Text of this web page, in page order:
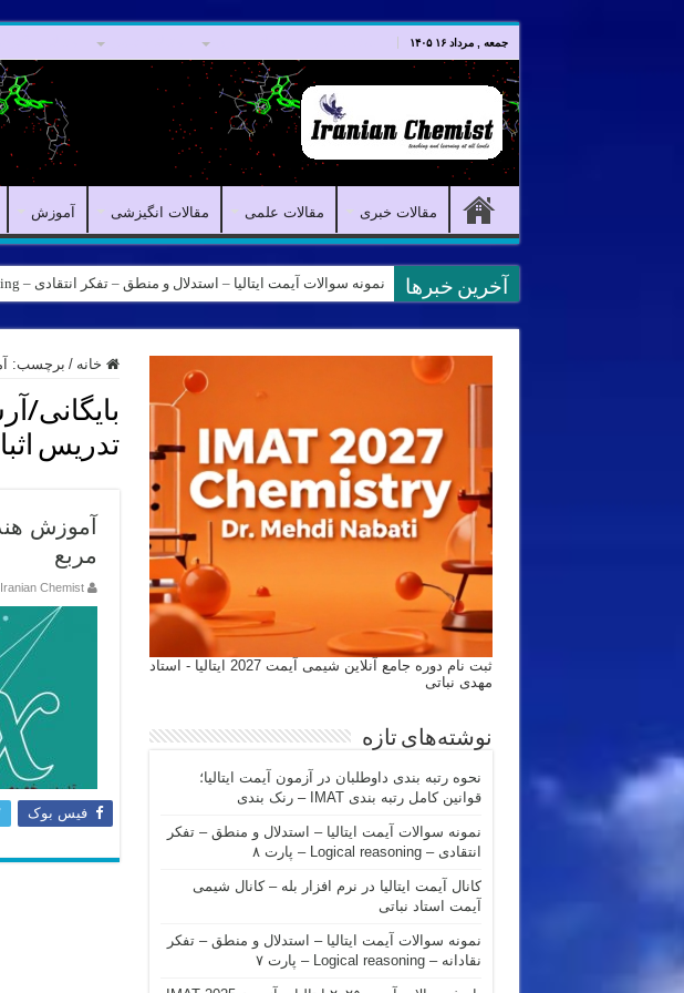
جمعه , مرداد ۱۶ ۱۴۰۵
مقالات خبری مقالات علمی مقالات انگیزشی آموزش
آخرین خبرها نمونه سوالات آیمت ایتالیا – استدلال و منطق – تفکر انتقادی – Logical reasoning – پارت ۸
کانال آیمت ایتالیا در نرم افزار بله – کانال شیمی آیمت استاد نباتی
خانه / برچسب:
بایگانی/
تدریس
آموزش
مربع
Iranian Chemist
فیس بوک
ثبت نام دوره جامع آنلاین شیمی آیمت 2027 ایتالیا - استاد
مهدی نباتی
نوشته‌های تازه
نحوه رتبه بندی داوطلبان در آزمون آیمت ایتالیا؛
قوانین کامل رتبه بندی IMAT – رنک بندی
نمونه سوالات آیمت ایتالیا – استدلال و منطق – تفکر
انتقادی – Logical reasoning – پارت ۸
کانال آیمت ایتالیا در نرم افزار بله – کانال شیمی
آیمت استاد نباتی
نمونه سوالات آیمت ایتالیا – استدلال و منطق – تفکر
نقادانه – Logical reasoning – پارت ۷